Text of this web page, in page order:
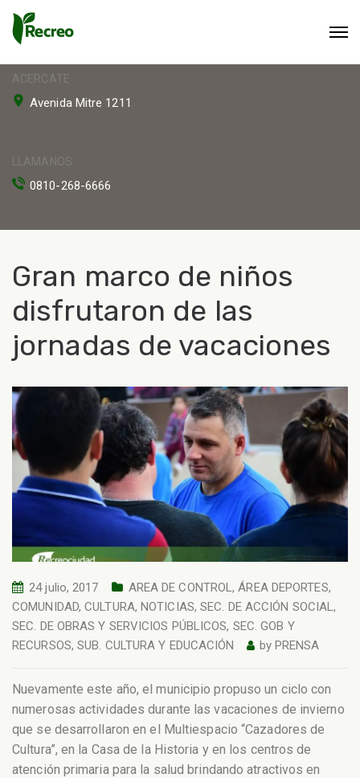
ACERCATE
Avenida Mitre 1211
LLAMANOS
0810-268-6666
Gran marco de niños
disfrutaron de las
jornadas de vacaciones
24 julio, 2017 AREA DE CONTROL,ÁREA DEPORTES,
COMUNIDAD,CULTURA,NOTICIAS,SEC. DE ACCIÓN SOCIAL,
SEC. DE OBRAS Y SERVICIOS PÚBLICOS, SEC. GOB Y
RECURSOS,SUB. CULTURA Y EDUCACIÓN by PRENSA
Nuevamente este año, el municipio propuso un ciclo con
numerosas actividades durante las vacaciones de invierno
que se desarrollaron en el Multiespacio “Cazadores de
Cultura”, en la Casa de la Historia y en los centros de
atención primaria para la salud brindando atractivos en